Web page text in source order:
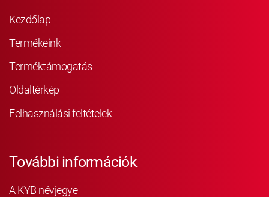
Kezdőlap
Termékeink
Terméktámogatás
Oldaltérkép
Felhasználási feltételek
További információk
A KYB névjegye